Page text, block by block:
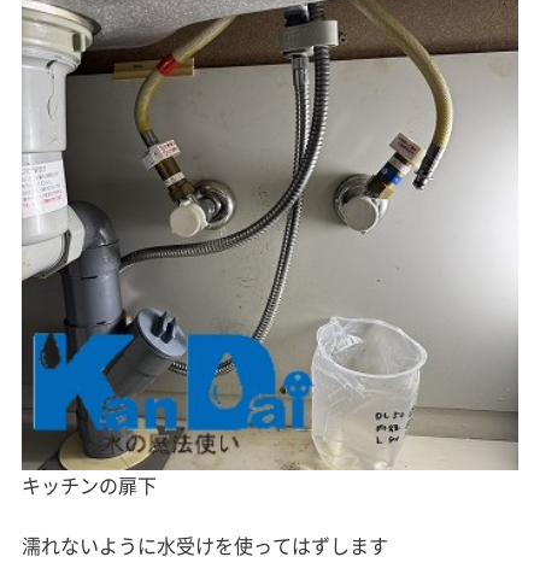
キッチンの扉下
濡れないように水受けを使ってはずします